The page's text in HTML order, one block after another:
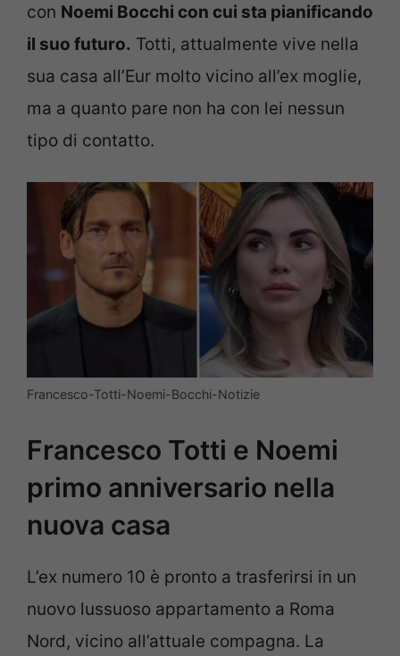
con Noemi Bocchi con cui sta pianificando
il suo futuro. Totti, attualmente vive nella
sua casa all’Eur molto vicino all’ex moglie,
ma a quanto pare non ha con lei nessun
tipo di contatto.
Francesco-Totti-Noemi-Bocchi-Notizie
Francesco Totti e Noemi
primo anniversario nella
nuova casa
L’ex numero 10 è pronto a trasferirsi in un
nuovo lussuoso appartamento a Roma
Nord, vicino all’attuale compagna. La